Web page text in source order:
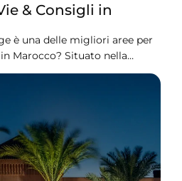
& Consigli in
è una delle migliori aree per
Marocco? Situato nella
è una caratteristica
davvero notevole, attirando
fuga rapida senza